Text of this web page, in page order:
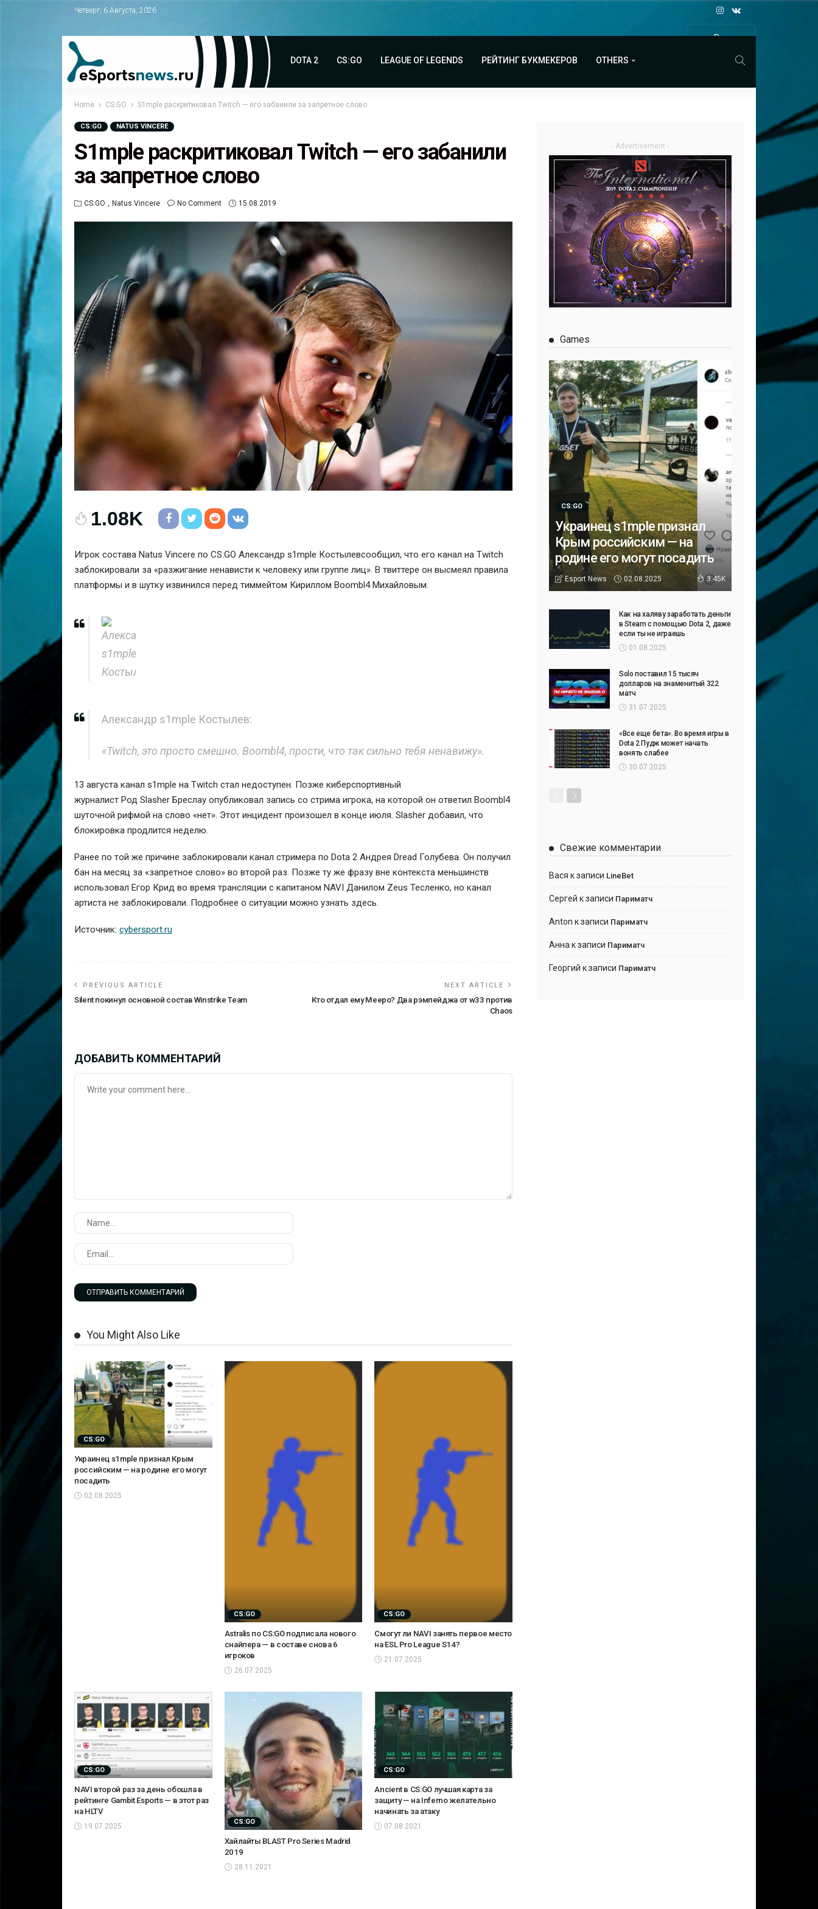
Четверг, 6 Августа, 2026
Все
DOTA 2 CS:GO LEAGUE OF LEGENDS РЕЙТИНГ БУКМЕКЕРОВ OTHERS
Home CS:GO S1mple раскритиковал Twitch — его забанили за запретное слово
CS:GO NATUS VINCERE
S1mple раскритиковал Twitch — его забанили
за запретное слово
CS:GO Natus Vincere No Comment 15.08.2019
1.08K
Игрок состава Natus Vincere по CS:GO Александр s1mple Костылевсообщил, что его канал на Twitch
заблокировали за «разжигание ненависти к человеку или группе лиц». В твиттере он высмеял правила
платформы и в шутку извинился перед тиммейтом Кириллом Boombl4 Михайловым.
Александр s1mple Костылев:
«Twitch, это просто смешно. Boombl4, прости, что так сильно тебя ненавижу».
13 августа канал s1mple на Twitch стал недоступен. Позже киберспортивный
журналист Род Slasher Бреслау опубликовал запись со стрима игрока, на которой он ответил Boombl4
шуточной рифмой на слово «нет». Этот инцидент произошел в конце июля. Slasher добавил, что
блокировка продлится неделю.
Ранее по той же причине заблокировали канал стримера по Dota 2 Андрея Dread Голубева. Он получил
бан на месяц за «запретное слово» во второй раз. Позже ту же фразу вне контекста меньшинств
использовал Егор Крид во время трансляции с капитаном NAVI Данилом Zeus Тесленко, но канал
артиста не заблокировали. Подробнее о ситуации можно узнать здесь.
Источник: cybersport.ru
PREVIOUS ARTICLE
Silent покинул основной состав Winstrike Team
NEXT ARTICLE
Кто отдал ему Meepo? Два рэмпейджа от w33 против
Chaos
ДОБАВИТЬ КОММЕНТАРИЙ
You Might Also Like
CS:GO
Украинец s1mple признал Крым
российским — на родине его могут
посадить
02.08.2025
CS:GO
Astralis по CS:GO подписала нового
снайпера — в составе снова 6
игроков
26.07.2025
CS:GO
Смогут ли NAVI занять первое место
на ESL Pro League S14?
21.07.2025
CS:GO
NAVI второй раз за день обошла в
рейтинге Gambit Esports — в этот раз
на HLTV
19.07.2025
CS:GO
Хайлайты BLAST Pro Series Madrid
2019
28.11.2021
CS:GO
Ancient в CS:GO лучшая карта за
защиту — на Inferno желательно
начинать за атаку
07.08.2021
- Advertisement -
Games
CS:GO
Украинец s1mple признал
Крым российским — на
родине его могут посадить
Esport News 02.08.2025 3.45K
Как на халяву заработать деньги
в Steam с помощью Dota 2, даже
если ты не играешь
01.08.2025
Solo поставил 15 тысяч
долларов на знаменитый 322
матч
31.07.2025
«Все еще бета». Во время игры в
Dota 2 Пудж может начать
вонять слабее
30.07.2025
Свежие комментарии
Вася к записи LineBet
Сергей к записи Париматч
Anton к записи Париматч
Анна к записи Париматч
Георгий к записи Париматч